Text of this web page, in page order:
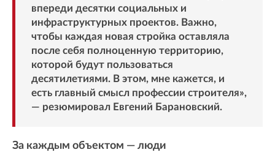
впереди десятки социальных и
инфраструктурных проектов. Важно,
чтобы каждая новая стройка оставляла
после себя полноценную территорию,
которой будут пользоваться
десятилетиями. В этом, мне кажется, и
есть главный смысл профессии строителя»,
— резюмировал Евгений Барановский.
За каждым объектом — люди